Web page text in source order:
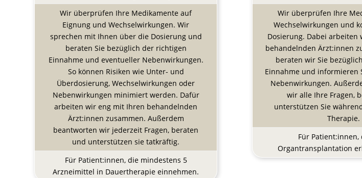
Wir überprüfen Ihre Medikamente auf
Eignung und Wechselwirkungen. Wir
sprechen mit Ihnen über die Dosierung und
beraten Sie bezüglich der richtigen
Einnahme und eventueller Nebenwirkungen.
So können Risiken wie Unter- und
Überdosierung, Wechselwirkungen oder
Nebenwirkungen minimiert werden. Dafür
arbeiten wir eng mit Ihren behandelnden
Ärzt:innen zusammen. Außerdem
beantworten wir jederzeit Fragen, beraten
und unterstützen sie tatkräftig.
Für Patient:innen, die mindestens 5
Arzneimittel in Dauertherapie einnehmen.
Wir überprüfen Ihre
Wechselwirkungen und
Dosierung. Dabei arbeiten
behandelnden Ärzt:innen
beraten wir Sie
Einnahme und informieren
Nebenwirkungen.
wir alle Ihre Fragen,
unterstützen Sie
Therapie.
Für Patient:innen,
Organtransplantation